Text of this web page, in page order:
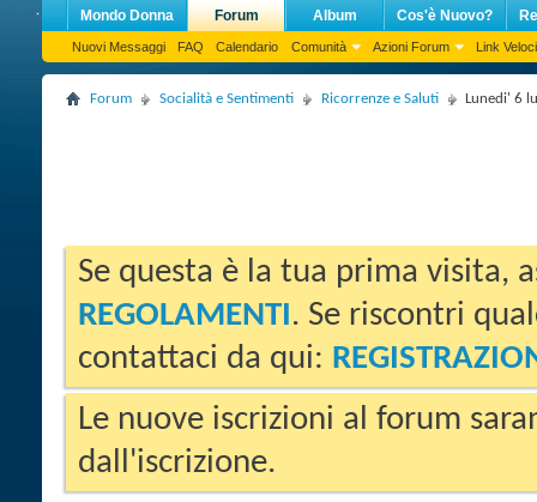
Mondo Donna Forum
Nuovi Messaggi FAQ Calendario Comunità Azioni Forum Link Veloci
Album Cos'è Nuovo?
Forum Socialità e Sentimenti Ricorrenze e Saluti Lunedi' 6
Se questa è la tua prima visita,
REGOLAMENTI. Se riscontri
contattaci da qui:
Le nuove iscrizioni al forum
dall'iscrizione.